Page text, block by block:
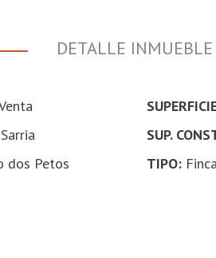
DETALLE INMUEBLE
Sarria SUP.
dos Petos TIPO: